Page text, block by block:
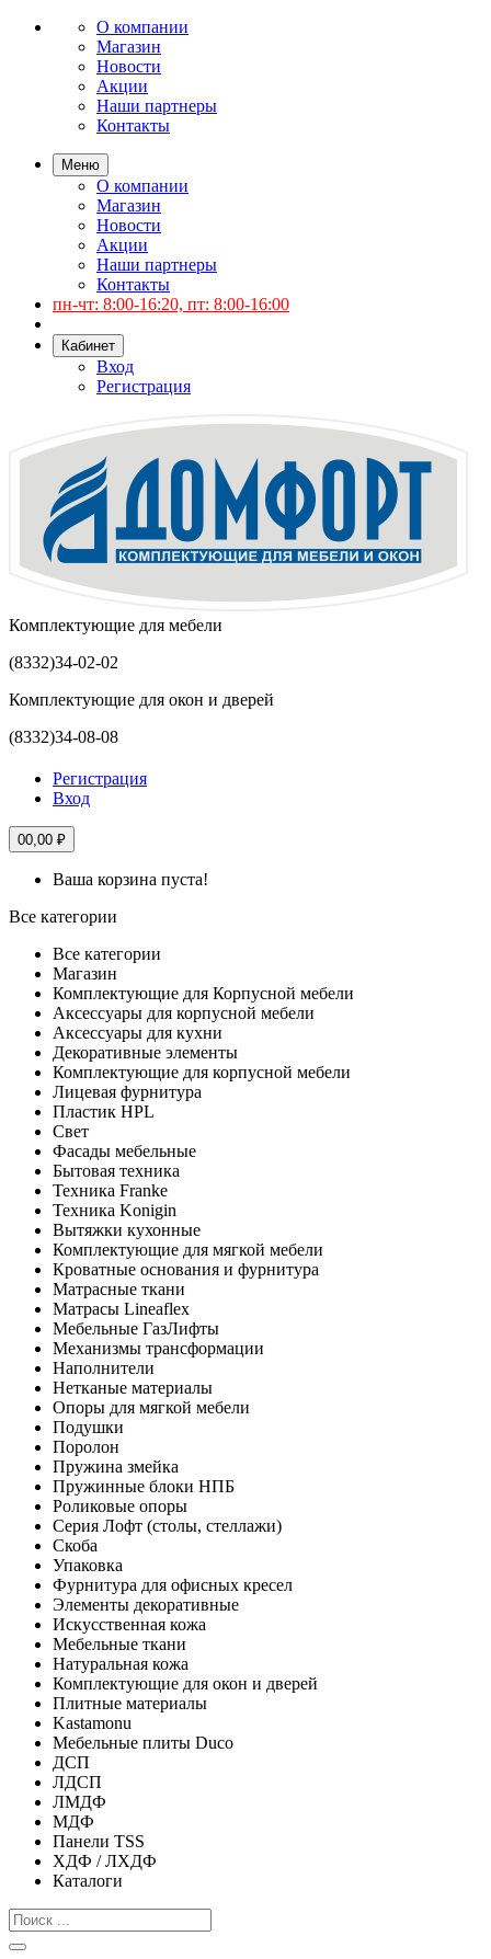
О компании
Магазин
Новости
Акции
Наши партнеры
Контакты
Меню
О компании
Магазин
Новости
Акции
Наши партнеры
Контакты
пн-чт: 8:00-16:20, пт: 8:00-16:00
Кабинет
Вход
Регистрация
Комплектующие для мебели
(8332)34-02-02
Комплектующие для окон и дверей
(8332)34-08-08
Регистрация
Вход
00,00 ₽
Ваша корзина пуста!
Все категории
Все категории
Магазин
Комплектующие для Корпусной мебели
Аксессуары для корпусной мебели
Аксессуары для кухни
Декоративные элементы
Комплектующие для корпусной мебели
Лицевая фурнитура
Пластик HPL
Свет
Фасады мебельные
Бытовая техника
Техника Franke
Техника Konigin
Вытяжки кухонные
Комплектующие для мягкой мебели
Кроватные основания и фурнитура
Матрасные ткани
Матрасы Lineaflex
Мебельные ГазЛифты
Механизмы трансформации
Наполнители
Нетканые материалы
Опоры для мягкой мебели
Подушки
Поролон
Пружина змейка
Пружинные блоки НПБ
Роликовые опоры
Серия Лофт (столы, стеллажи)
Скоба
Упаковка
Фурнитура для офисных кресел
Элементы декоративные
Искусственная кожа
Мебельные ткани
Натуральная кожа
Комплектующие для окон и дверей
Плитные материалы
Kastamonu
Мебельные плиты Duco
ДСП
ЛДСП
ЛМДФ
МДФ
Панели TSS
ХДФ / ЛХДФ
Каталоги